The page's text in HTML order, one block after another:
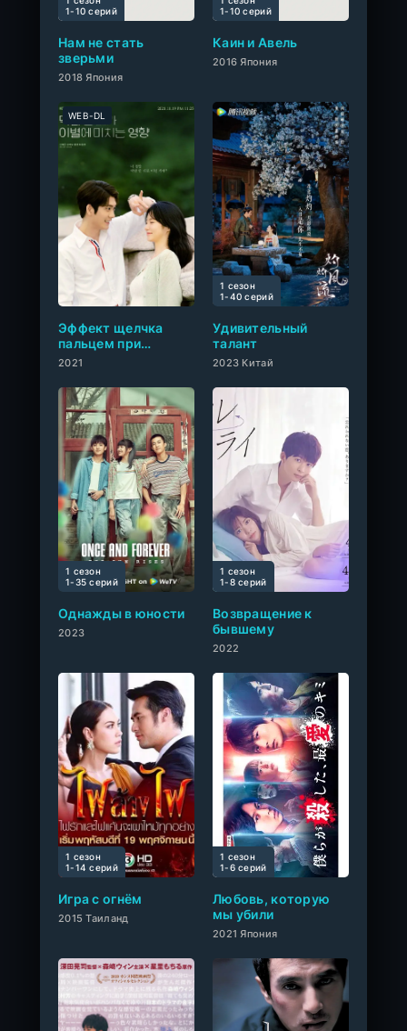
Нам не стать
зверьми
2018 Япония
1-10 cерий
Каин и Авель
2016 Япония
1-10 cерий
Эффект щелчка
пальцем при
расставании
2021
WEB-DL
Удивительный
талант
2023 Китай
1 сезон
1-40 cерий
Однажды в юности
2023
1 сезон
1-35 cерий
Возвращение к
бывшему
2022
1 сезон
1-8 cерий
Игра с огнём
2015 Таиланд
1 сезон
1-14 cерий
Любовь, которую
мы убили
2021 Япония
1 сезон
1-6 cерий